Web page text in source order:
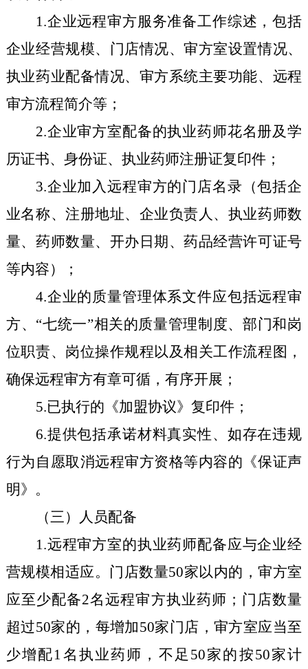
1 .企业远程审方服务准备工作综述，包括
企业经营规模、门店情况、审方室设置情况、
执业药业配备情况、审方系统主要功能、远程
审方流程简介等；
2.企业审方室配备的执业药师花名册及学
历证书、身份证、执业药师注册证复印件；
3.企业加入远程审方的门店名录（包括企
业名称、注册地址、企业负责人、执业药师数
量、药师数量、开办日期、药品经营许可证号
等内容）；
4.企业的质量管理体系文件应包括远程审
方、“七统一”相关的质量管理制度、部门和岗
位职责、岗位操作规程以及相关工作流程图，
确保远程审方有章可循，有序开展；
5.已执行的《加盟协议》复印件；
6.提供包括承诺材料真实性、如存在违规
行为 自愿取消远程审方资格等内容的 《保证声
明》。
（三）人员配备
1 .远程审方室的执业药师配备应与企业经
营规模相适应。门店数量50家以内的，审方室
应至少配备2名远程审方执业药师； 门店数量
超过50家的， 每增加50家门店， 审方室应当至
少增配1名执业药师，不足 50家的按50家计